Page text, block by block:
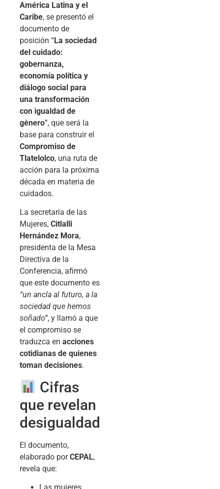
América Latina y el
Caribe, se presentó el
documento de
posición “La sociedad
del cuidado:
gobernanza,
economía política y
diálogo social para
una transformación
con igualdad de
género”, que será la
base para construir el
Compromiso de
Tlatelolco, una ruta de
acción para la próxima
década en materia de
cuidados.
La secretaria de las
Mujeres, Citlalli
Hernández Mora,
presidenta de la Mesa
Directiva de la
Conferencia, afirmó
que este documento es
“un ancla al futuro, a la
sociedad que hemos
soñado”, y llamó a que
el compromiso se
traduzca en acciones
cotidianas de quienes
toman decisiones.
Cifras
que revelan
desigualdad
El documento,
elaborado porCEPAL,
revela que: